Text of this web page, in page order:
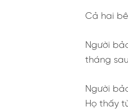
Cả hai
Người
tháng
Người
Họ thấy